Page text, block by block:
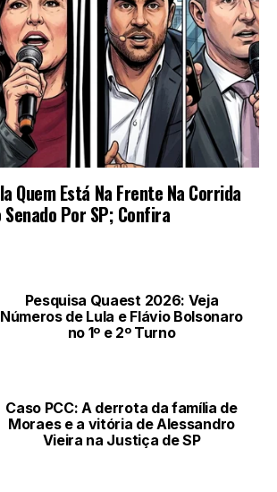
Pesquisa Quaest 2026: Veja
Números de Lula e Flávio Bolsonaro
no 1º e 2º Turno
Caso PCC: A derrota da família de
Moraes e a vitória de Alessandro
Vieira na Justiça de SP